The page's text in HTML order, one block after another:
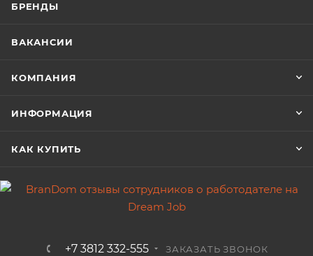
БРЕНДЫ
ВАКАНСИИ
КОМПАНИЯ
ИНФОРМАЦИЯ
КАК КУПИТЬ
+7 3812 332-555 ЗАКАЗАТЬ ЗВОНОК